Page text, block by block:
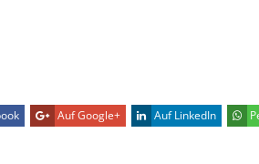
Auf Google+ Auf LinkedIn